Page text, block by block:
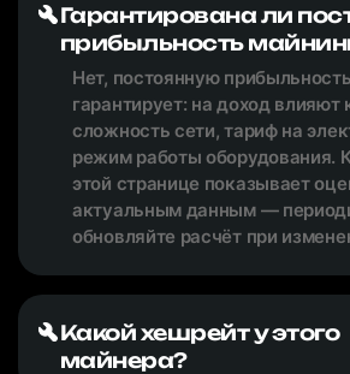
Гарантирована ли
прибыльность
Нет, постоянную
гарантирует: на доход влияют
сложность сети, тариф на
режим работы оборудования.
этой странице показывает
актуальным данным —
обновляйте расчёт при
Какой хешрейт у этого
майнера?